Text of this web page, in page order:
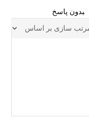
بدون پاسخ